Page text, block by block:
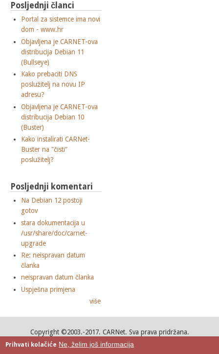
Posljednji članci
Portal za sistemce ima novi
dom - www.hr
Objavljena je CARNET-ova
distribucija Debian 11
(Bullseye)
Kako prebaciti DNS
poslužitelj na novu IP
adresu?
Objavljena je CARNET-ova
distribucija Debian 10
(Buster)
Kako instalirati CARNet-
Buster na "čisti"
poslužitelj?
Posljednji komentari
Na Debian 12 postoji
gotov
stara dokumentacija u
/usr/share/doc/carnet-
upgrade
Re: neispravan datum
članka
neispravan datum članka
Uspješna primjena
više
Copyright ©2003.-2017. CARNet. Sva prava pridržana.
Mail to portal-team(at)CARNet.hr
Prihvati kolačiće Ne, želim još informacija